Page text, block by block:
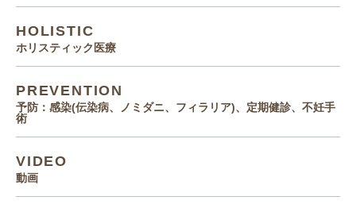
HOLISTIC
ホリスティック医療
PREVENTION
予防：感染(伝染病、ノミダニ、フィラリア)、定期健診、不妊手
術
VIDEO
動画